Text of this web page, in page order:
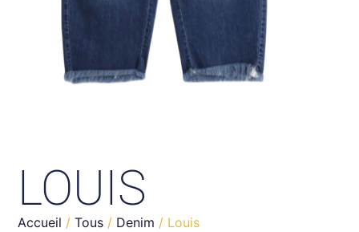
LOUIS
Accueil /Tous / Denim / Louis